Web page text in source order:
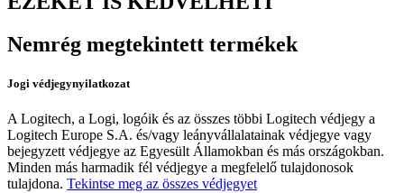
Nemrég megtekintett termékek
Jogi védjegynyilatkozat
A Logitech, a Logi, logóik és az összes többi Logitech védjegy a
Logitech Europe S.A. és/vagy leányvállalatainak védjegye vagy
bejegyzett védjegye az Egyesült Államokban és más országokban.
Minden más harmadik fél védjegye a megfelelő tulajdonosok
tulajdona. Tekintse meg az összes védjegyet